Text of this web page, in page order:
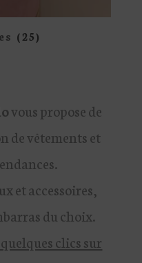
(25)
vous propose de
de vêtements et
et accessoires,
du choix.
clics sur